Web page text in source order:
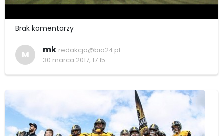
Brak komentarzy
M mk redakcja@bia24.pl
30 marca 2017, 17:15